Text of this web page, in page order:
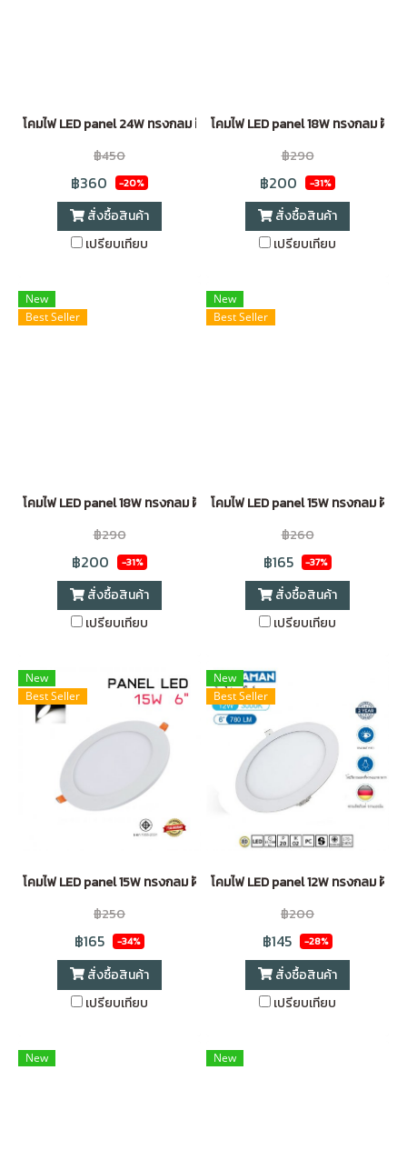
โคมไฟ LED panel 24W ทรงกลม ฝังฝ้า ขอบขาว Daylight
฿450
฿360 -20%
สั่งซื้อสินค้า
เปรียบเทียบ
โคมไฟ LED panel 18W ทรงกลม ฝัง
฿290
฿200 -31%
สั่งซื้อสินค้า
เปรียบเทียบ
New
Best Seller
โคมไฟ LED panel 18W ทรงกลม ฝังฝ้า ขอบขาว Daylight (8 นิ้ว)
฿290
฿200 -31%
สั่งซื้อสินค้า
เปรียบเทียบ
New
Best Seller
โคมไฟ LED panel 15W ทรงกลม ฝัง
฿260
฿165 -37%
สั่งซื้อสินค้า
เปรียบเทียบ
New
Best Seller
โคมไฟ LED panel 15W ทรงกลม ฝังฝ้า ขอบขาว Daylight (6 นิ้ว)
฿250
฿165 -34%
สั่งซื้อสินค้า
เปรียบเทียบ
New
Best Seller
โคมไฟ LED panel 12W ทรงกลม ฝัง
฿200
฿145 -28%
สั่งซื้อสินค้า
เปรียบเทียบ
New New